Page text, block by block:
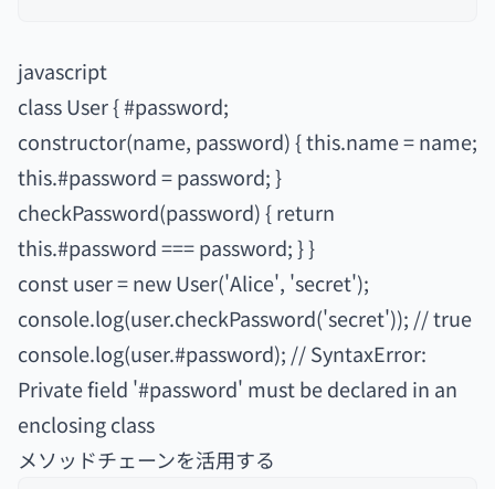
javascript
class User { #password;
constructor(name, password) { this.name = name;
this.#password = password; }
checkPassword(password) { return
this.#password === password; } }
const user = new User('Alice', 'secret');
console.log(user.checkPassword('secret')); // true
console.log(user.#password); // SyntaxError:
Private field '#password' must be declared in an
enclosing class
メソッドチェーンを活用する